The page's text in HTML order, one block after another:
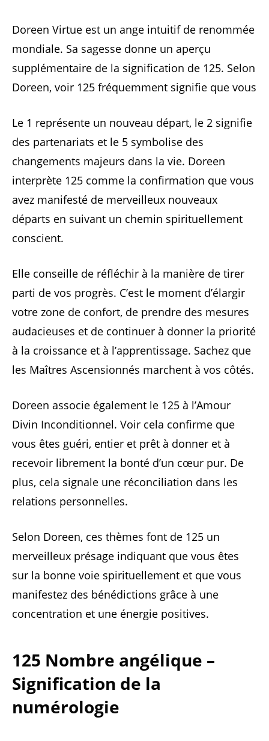
Doreen Virtue est un ange intuitif de renommée
mondiale. Sa sagesse donne un aperçu
supplémentaire de la signification de 125. Selon
Doreen, voir 125 fréquemment signifie que vous
Le 1 représente un nouveau départ, le 2 signifie
des partenariats et le 5 symbolise des
changements majeurs dans la vie. Doreen
interprète 125 comme la confirmation que vous
avez manifesté de merveilleux nouveaux
départs en suivant un chemin spirituellement
conscient.
Elle conseille de réfléchir à la manière de tirer
parti de vos progrès. C’est le moment d’élargir
votre zone de confort, de prendre des mesures
audacieuses et de continuer à donner la priorité
à la croissance et à l’apprentissage. Sachez que
les Maîtres Ascensionnés marchent à vos côtés.
Doreen associe également le 125 à l’Amour
Divin Inconditionnel. Voir cela confirme que
vous êtes guéri, entier et prêt à donner et à
recevoir librement la bonté d’un cœur pur. De
plus, cela signale une réconciliation dans les
relations personnelles.
Selon Doreen, ces thèmes font de 125 un
merveilleux présage indiquant que vous êtes
sur la bonne voie spirituellement et que vous
manifestez des bénédictions grâce à une
concentration et une énergie positives.
125 Nombre angélique –
Signification de la
numérologie